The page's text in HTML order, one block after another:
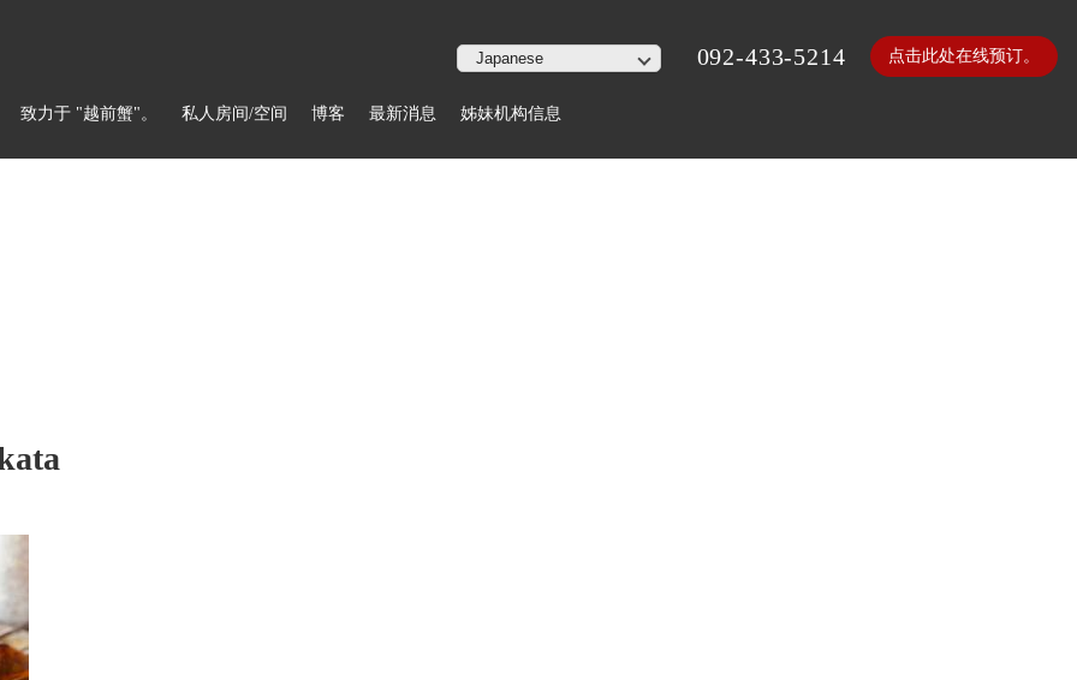
致力于 "越前蟹"。 私人房间/空间 博客 最新消息 姊妹机构信息
092-433-5214 点击此处在线预订。